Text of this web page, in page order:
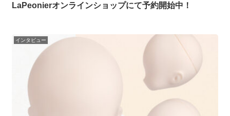
LaPeonierオンラインショップにて予約開始中！
インタビュー